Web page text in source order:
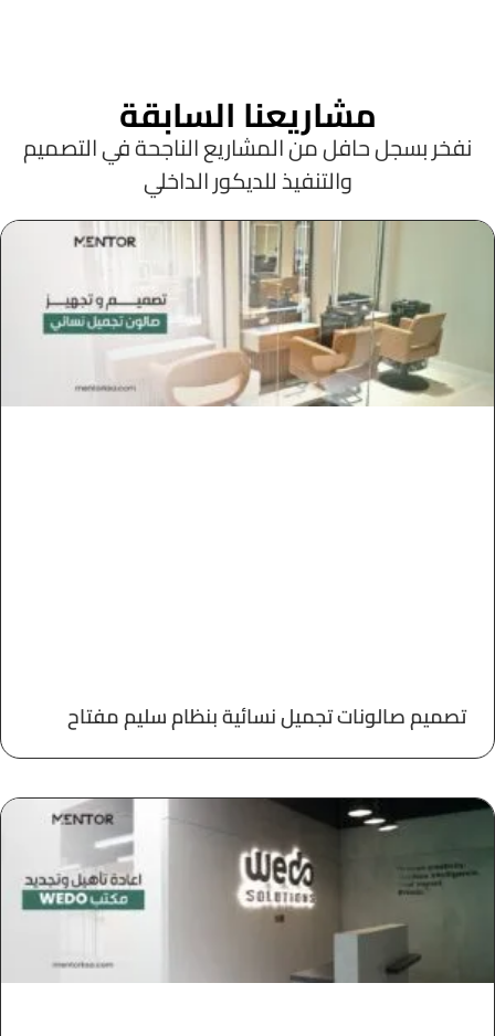
مشاريعنا السابقة
نفخر بسجل حافل من المشاريع الناجحة في التصميم
والتنفيذ للديكور الداخلي
تصميم صالونات تجميل نسائية بنظام سليم مفتاح